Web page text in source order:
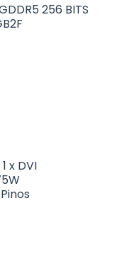
256 BITS
x DVI